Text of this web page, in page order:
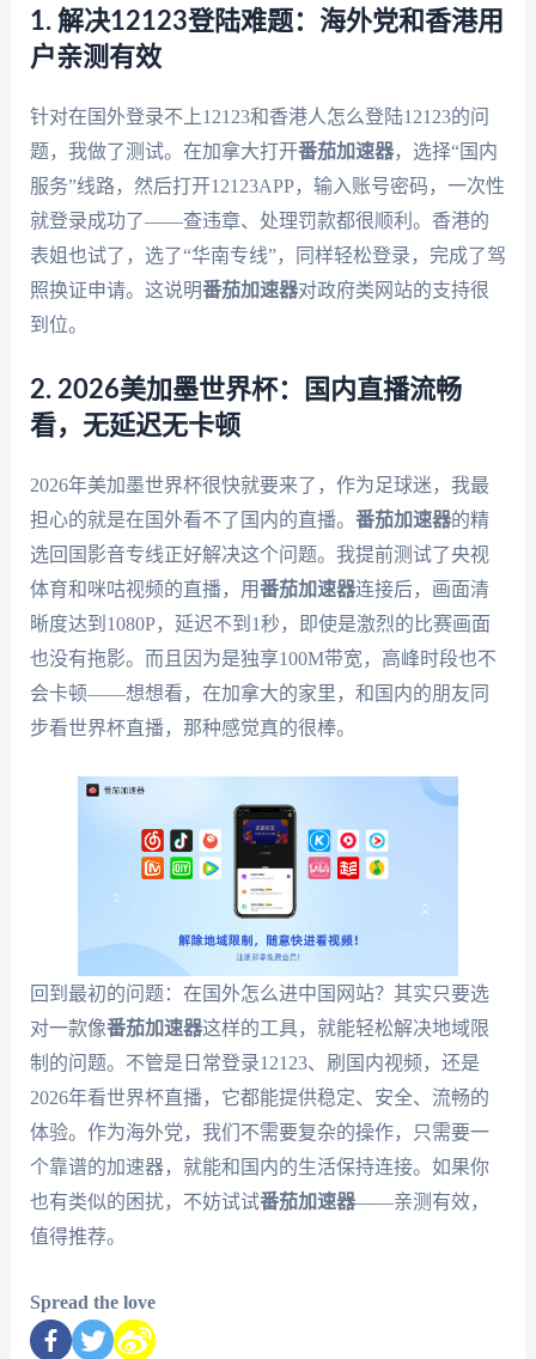
1. 解决12123登陆难题：海外党和香港用
户亲测有效
针对在国外登录不上12123和香港人怎么登陆12123的问
题，我做了测试。在加拿大打开番茄加速器，选择“国内
服务”线路，然后打开12123APP，输入账号密码，一次性
就登录成功了——查违章、处理罚款都很顺利。香港的
表姐也试了，选了“华南专线”，同样轻松登录，完成了驾
照换证申请。这说明番茄加速器对政府类网站的支持很
到位。
2. 2026美加墨世界杯：国内直播流畅
看，无延迟无卡顿
2026年美加墨世界杯很快就要来了，作为足球迷，我最
担心的就是在国外看不了国内的直播。 番茄加速器的精
选回国影音专线正好解决这个问题。我提前测试了央视
体育和咪咕视频的直播，用番茄加速器连接后，画面清
晰度达到1080P，延迟不到1秒，即使是激烈的比赛画面
也没有拖影。而且因为是独享100M带宽，高峰时段也不
会卡顿——想想看，在加拿大的家里，和国内的朋友同
步看世界杯直播，那种感觉真的很棒。
回到最初的问题：在国外怎么进中国网站？其实只要选
对一款像番茄加速器这样的工具，就能轻松解决地域限
制的问题。不管是日常登录12123、刷国内视频，还是
2026年看世界杯直播，它都能提供稳定、安全、流畅的
体验。作为海外党，我们不需要复杂的操作，只需要一
个靠谱的加速器，就能和国内的生活保持连接。如果你
也有类似的困扰，不妨试试番茄加速器——亲测有效，
值得推荐。
Spread the love